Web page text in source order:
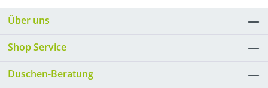
Über uns
Shop Service
Duschen-Beratung